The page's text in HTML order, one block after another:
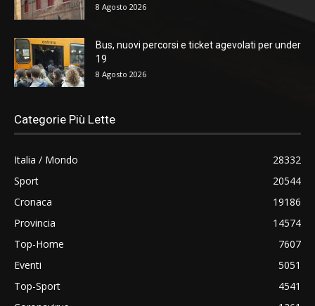
8 Agosto 2026
Bus, nuovi percorsi e ticket agevolati per under
19
8 Agosto 2026
Categorie Più Lette
Italia / Mondo
28332
Sport
20544
Cronaca
19186
Provincia
14574
Top-Home
7607
Eventi
5051
Top-Sport
4541